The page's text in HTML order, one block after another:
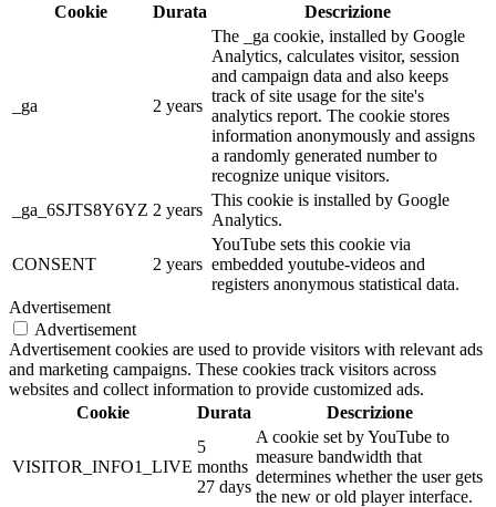
Cookie
Durata Descrizione
_ga 2 years
The _ga cookie, installed by Google
Analytics, calculates visitor, session
and campaign data and also keeps
track of site usage for the site's
analytics report. The cookie stores
information anonymously and assigns
a randomly generated number to
recognize unique visitors.
_ga_6SJTS8Y6YZ 2 years
This cookie is installed by Google
Analytics.
CONSENT 2 years
YouTube sets this cookie via
embedded youtube-videos and
registers anonymous statistical data.
Advertisement
Advertisement
Advertisement cookies are used to provide visitors with relevant ads
and marketing campaigns. These cookies track visitors across
websites and collect information to provide customized ads.
Cookie
Durata Descrizione
VISITOR_INFO1_LIVE
5
months
27 days
A cookie set by YouTube to
measure bandwidth that
determines whether the user gets
the new or old player interface.